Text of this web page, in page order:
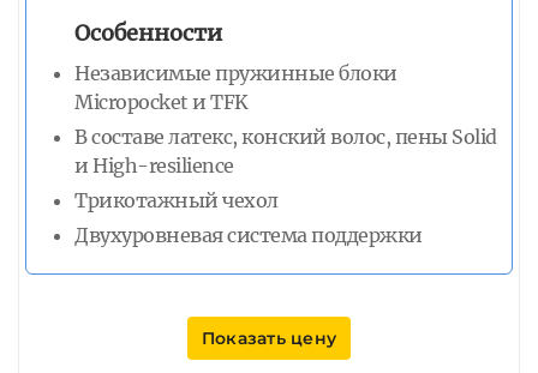
Особенности
Независимые пружинные блоки
Micropocket и TFK
В составе латекс, конский волос, пены Solid
и High-resilience
Трикотажный чехол
Двухуровневая система поддержки
Показать цену